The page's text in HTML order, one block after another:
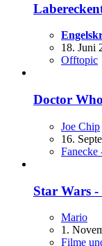
18. Juni
Offtopic
Doctor
Joe Chip
16.
Fanecke
Star Wars -
Mario
1.
Filme